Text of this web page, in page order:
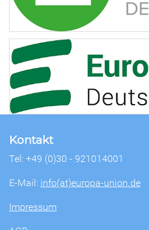
Kontakt
Tel: +49 (0)30 - 921014001
E-Mail: info(at)europa-union.de
Impressum